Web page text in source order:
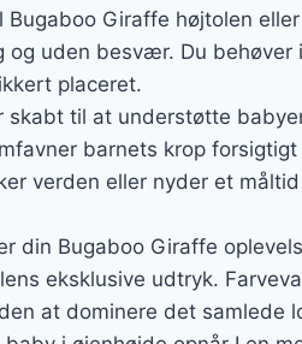
Giraffe højtolen
og uden besvær. Du behøver
placeret.
til at understøtte
barnets krop
verden eller nyder et
din Bugaboo Giraffe
eksklusive udtryk.
at dominere det samlede